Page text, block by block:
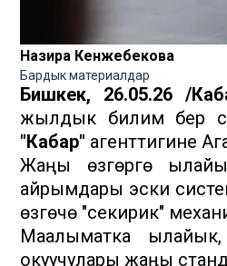
Назира Кенжебекова
Бардык материалдар
Бишкек, 26.05.26 /
жылдык билим берүү
"Кабар" агенттигине
Жаңы өзгөрүүгө
айрымдары эски
өзгөчө "секирик"
Маалыматка
окуучулары жаңы